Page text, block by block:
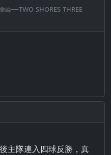
彙編—Two Shores Three
主隊連入四球反勝，真